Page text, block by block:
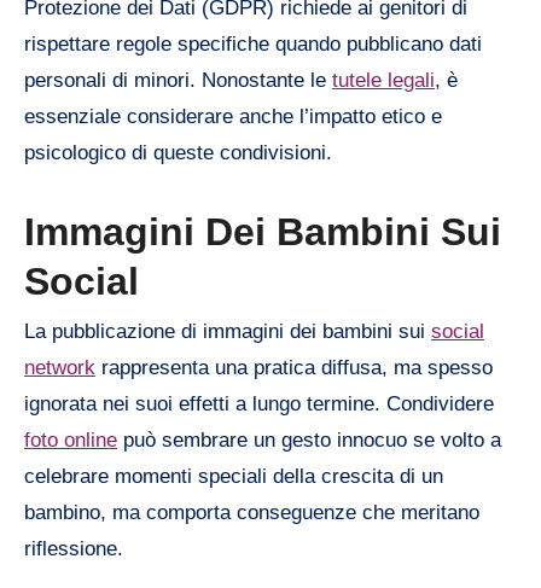
Protezione dei Dati (GDPR) richiede ai genitori di
rispettare regole specifiche quando pubblicano dati
personali di minori. Nonostante le tutele legali, è
essenziale considerare anche l’impatto etico e
psicologico di queste condivisioni.
Immagini Dei Bambini Sui
Social
La pubblicazione di immagini dei bambini sui social
network rappresenta una pratica diffusa, ma spesso
ignorata nei suoi effetti a lungo termine. Condividere
foto online può sembrare un gesto innocuo se volto a
celebrare momenti speciali della crescita di un
bambino, ma comporta conseguenze che meritano
riflessione.